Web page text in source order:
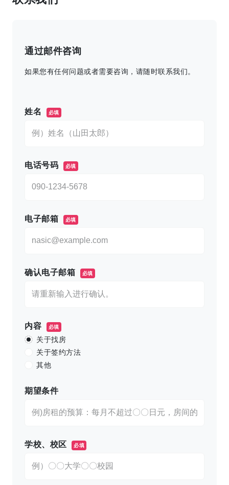
通过邮件咨询
如果您有任何问题或者需要咨询，请随时联系我们。
姓名 必填
电话号码 必填
电子邮箱 必填
确认电子邮箱 必填
内容 必填
关于找房
关于签约方法
其他
期望条件
学校、校区 必填